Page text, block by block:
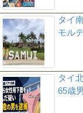
タイ
モル
タイ
65歳